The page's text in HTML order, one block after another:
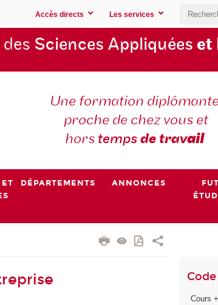
Accès directs Les services
Sciences Appliquées et
Une formation
proche de chez vous et
hors tempsde travail
DÉPARTEMENTS ANNONCES
Code
Cours